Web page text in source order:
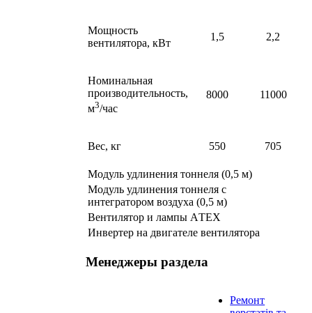
Мощность
вентилятора, кВт
1,5 2,2
Номинальная
производительность,
м3/час
8000 11000
Вес, кг 550 705
Модуль удлинения тоннеля (0,5 м)
Модуль удлинения тоннеля с
интегратором воздуха (0,5 м)
Вентилятор и лампы АTEX
Инвертер на двигателе вентилятора
Менеджеры раздела
Ремонт